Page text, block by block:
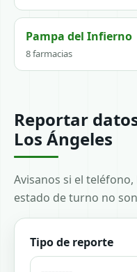
Pampa del Infierno
8 farmacias
Reportar
Los Ángeles
Avisanos si el
estado de turno no
Tipo de reporte